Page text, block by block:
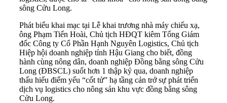
sông Cửu Long.
Phát biểu khai mạc tại Lễ khai trương nhà máy chiếu xạ,
ông Phạm Tiến Hoài, Chủ tịch HĐQT kiêm Tổng Giám
đốc Công ty Cổ Phần Hạnh Nguyên Logistics, Chủ tịch
Hiệp hội doanh nghiệp tỉnh Hậu Giang cho biết, đồng
hành cùng nông dân, doanh nghiệp Đồng bằng sông Cửu
Long (ĐBSCL) suốt hơn 1 thập kỷ qua, doanh nghiệp
thấu hiểu điểm yếu “cốt tử” hạ tầng cản trở sự phát triển
dịch vụ logistics cho nông sản khu vực đồng bằng sông
Cửu Long.